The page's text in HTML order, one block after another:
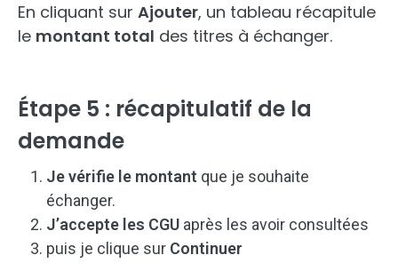
En cliquant sur Ajouter, un tableau récapitule
le montant total des titres à échanger.
Étape 5 : récapitulatif de la
demande
Je vérifie le montant que je souhaite
échanger.
J’accepte les CGU après les avoir consultées
puis je clique sur Continuer